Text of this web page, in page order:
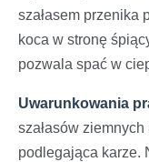
szałasem przenika
koca w stronę
pozwala spać w
Uwarunkowania
szałasów
podlegająca karze.